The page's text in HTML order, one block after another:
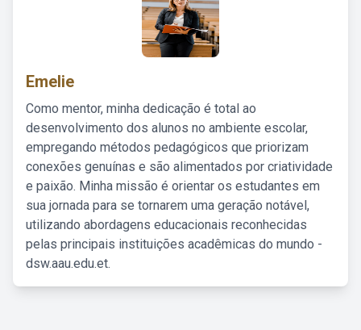
Emelie
Como mentor, minha dedicação é total ao
desenvolvimento dos alunos no ambiente escolar,
empregando métodos pedagógicos que priorizam
conexões genuínas e são alimentados por criatividade
e paixão. Minha missão é orientar os estudantes em
sua jornada para se tornarem uma geração notável,
utilizando abordagens educacionais reconhecidas
pelas principais instituições acadêmicas do mundo -
dsw.aau.edu.et.